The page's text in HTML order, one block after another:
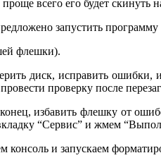
всего его будет скинуть
запустить
флешки).
диск, исправить ошибки,
проверку после
избавить флешку от
“Сервис” и жмем
консоль и запускаем